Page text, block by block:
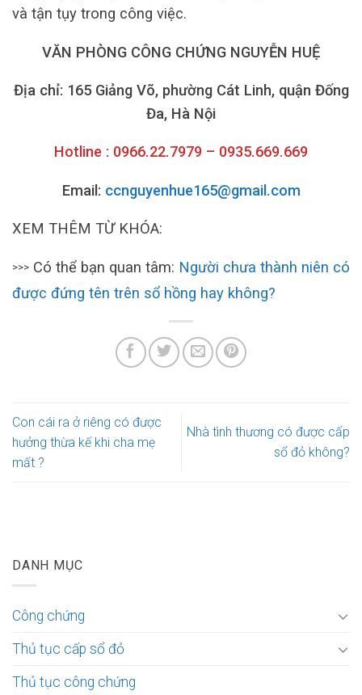
và tận tụy trong công việc.
VĂN PHÒNG CÔNG CHỨNG NGUYỄN HUỆ
Địa chỉ: 165 Giảng Võ, phường Cát Linh, quận Đống
Đa, Hà Nội
Hotline : 0966.22.7979 – 0935.669.669
Email: ccnguyenhue165@gmail.com
XEM THÊM TỪ KHÓA:
>>> Có thể bạn quan tâm: Người chưa thành niên có
được đứng tên trên sổ hồng hay không?
Con cái ra ở riêng có được
hưởng thừa kế khi cha mẹ
mất ?
Nhà tình thương có được cấp
sổ đỏ không?
DANH MỤC
Công chứng
Thủ tục cấp sổ đỏ
Thủ tục công chứng